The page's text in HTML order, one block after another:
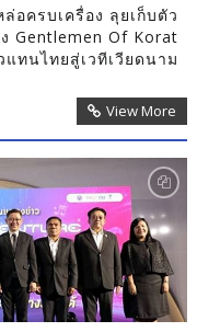
อครบเครื่อง ลุยเก็บตัว
Gentlemen Of Korat
ทนไทยสู่เวทีเวียดนาม
View More